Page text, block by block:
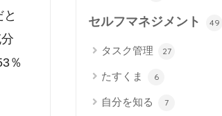
％
セルフマネジメント 49
タスク管理 27
たすくま 6
自分を知る 7